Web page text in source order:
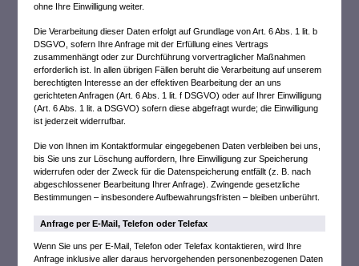
ohne Ihre Einwilligung weiter.
Die Verarbeitung dieser Daten erfolgt auf Grundlage von Art. 6 Abs. 1 lit. b
DSGVO, sofern Ihre Anfrage mit der Erfüllung eines Vertrags
zusammenhängt oder zur Durchführung vorvertraglicher Maßnahmen
erforderlich ist. In allen übrigen Fällen beruht die Verarbeitung auf unserem
berechtigten Interesse an der effektiven Bearbeitung der an uns
gerichteten Anfragen (Art. 6 Abs. 1 lit. f DSGVO) oder auf Ihrer Einwilligung
(Art. 6 Abs. 1 lit. a DSGVO) sofern diese abgefragt wurde; die Einwilligung
ist jederzeit widerrufbar.
Die von Ihnen im Kontaktformular eingegebenen Daten verbleiben bei uns,
bis Sie uns zur Löschung auffordern, Ihre Einwilligung zur Speicherung
widerrufen oder der Zweck für die Datenspeicherung entfällt (z. B. nach
abgeschlossener Bearbeitung Ihrer Anfrage). Zwingende gesetzliche
Bestimmungen – insbesondere Aufbewahrungsfristen – bleiben unberührt.
Anfrage per E-Mail, Telefon oder Telefax
Wenn Sie uns per E-Mail, Telefon oder Telefax kontaktieren, wird Ihre
Anfrage inklusive aller daraus hervorgehenden personenbezogenen Daten